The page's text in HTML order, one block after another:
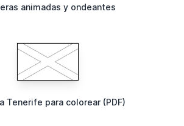
animadas y ondeantes
Tenerife para colorear (PDF)